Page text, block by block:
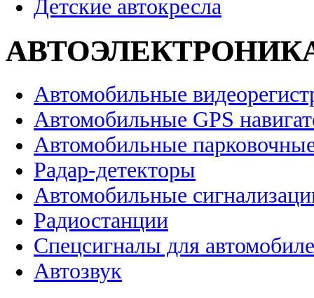
Детские автокресла
Автомобильные
Автомобильные GPS
Автомобильные
Радар-детекторы
Автомобильные
Радиостанции
Спецсигналы для
Автозвук